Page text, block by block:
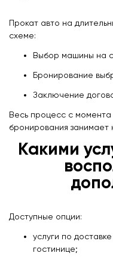
Прокат авто на
схеме:
Выбор машины на
Бронирование
Заключение
Весь процесс с момента
бронирования занимает
Какими
Доступные опции:
услуги по доставке
гостинице;